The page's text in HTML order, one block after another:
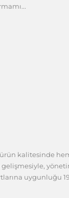
kalitesinde
gelişmesiyle,
uygunluğu